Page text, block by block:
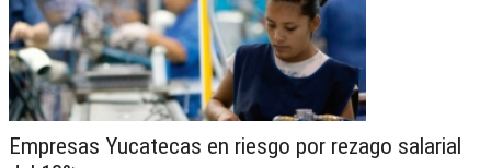
Empresas Yucatecas en riesgo por rezago salarial